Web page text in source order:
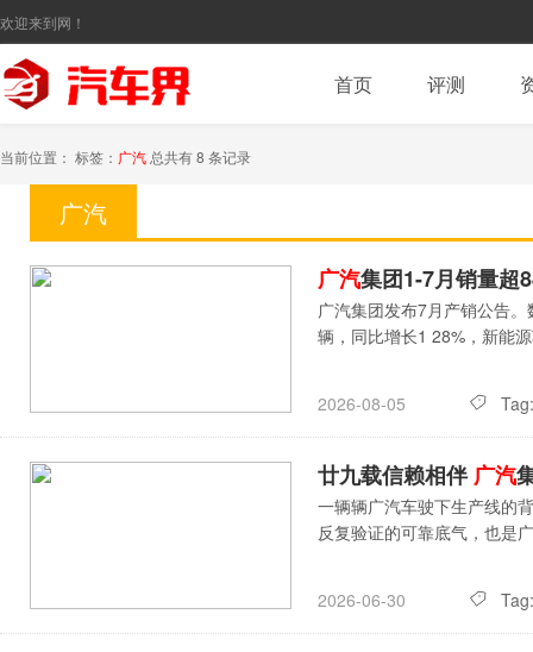
欢迎来到网！
首页 评测
当前位置： 标签： 广汽 总共有 8 条记录
广汽
广汽集团1-7月销量超
广汽集团发布7月产销公告
辆，同比增长1 28%，新能
2026-08-05 Tag:
廿九载信赖相伴广汽
一辆辆广汽车驶下生产线的
反复验证的可靠底气，也是
2026-06-30 Tag: